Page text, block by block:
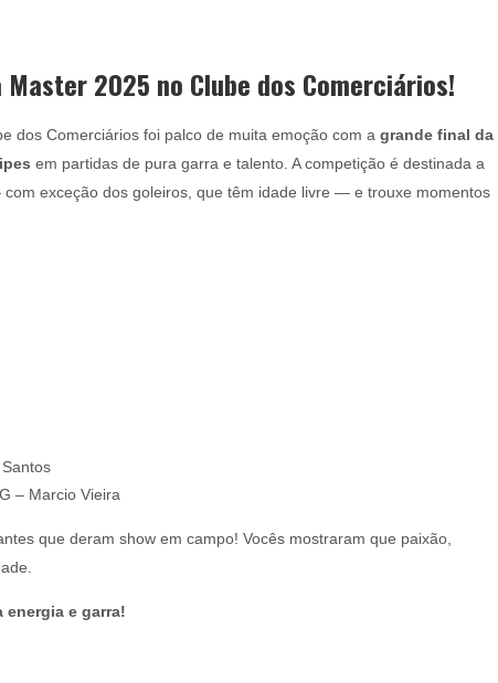
Master 2025 no Clube dos Comerciários!
dos Comerciários foi palco de muita emoção com a grande final da
em partidas de pura garra e talento. A competição é destinada a
exceção dos goleiros, que têm idade livre — e trouxe momentos
– Marcio Vieira
que deram show em campo! Vocês mostraram que paixão,
energia e garra!